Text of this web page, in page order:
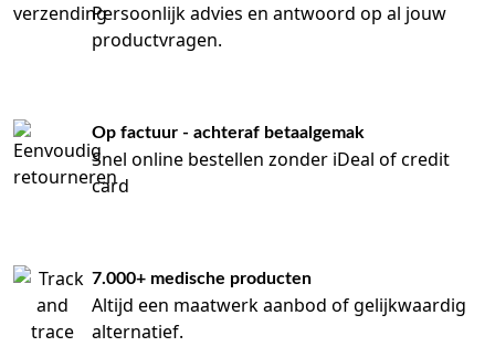
Persoonlijk advies en antwoord op al jouw
productvragen.
Op factuur - achteraf betaalgemak
Snel online bestellen zonder iDeal of credit
card
7.000+ medische producten
Altijd een maatwerk aanbod of gelijkwaardig
alternatief.